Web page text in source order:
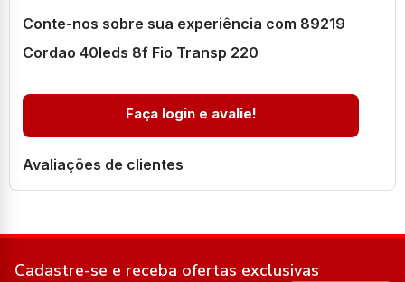
Conte-nos sobre sua experiência com 89219
Cordao 40leds 8f Fio Transp 220
Faça login e avalie!
Avaliações de clientes
Cadastre-se e receba ofertas exclusivas